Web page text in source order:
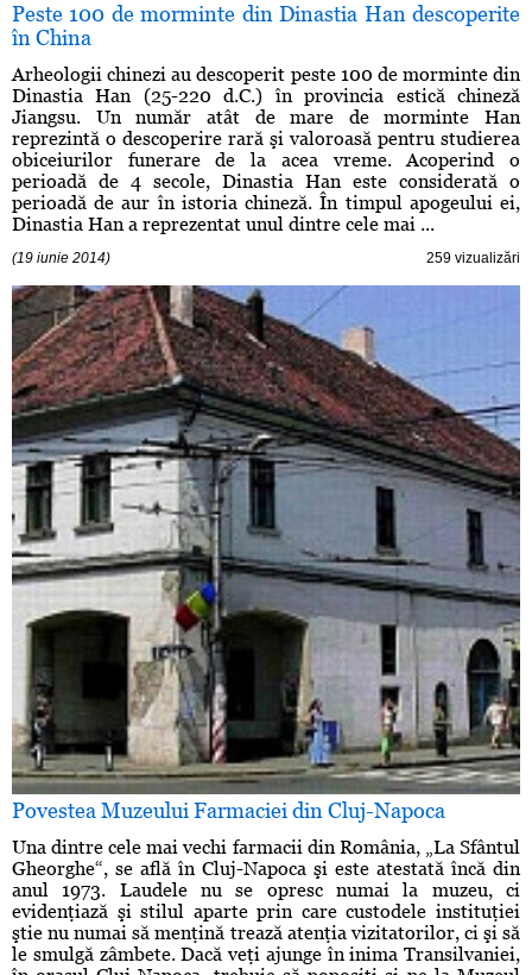
Peste 100 de morminte din Dinastia Han descoperite
în China
Arheologii chinezi au descoperit peste 100 de morminte din
Dinastia Han (25-220 d.C.) în provincia estică chineză
Jiangsu. Un număr atât de mare de morminte Han
reprezintă o descoperire rară şi valoroasă pentru studierea
obiceiurilor funerare de la acea vreme. Acoperind o
perioadă de 4 secole, Dinastia Han este considerată o
perioadă de aur în istoria chineză. În timpul apogeului ei,
Dinastia Han a reprezentat unul dintre cele mai ...
(19 iunie 2014) 259 vizualizări
Povestea Muzeului Farmaciei din Cluj-Napoca
Una dintre cele mai vechi farmacii din România, „La Sfântul
Gheorghe“, se află în Cluj-Napoca şi este atestată încă din
anul 1973. Laudele nu se opresc numai la muzeu, ci
evidenţiază şi stilul aparte prin care custodele instituţiei
ştie nu numai să menţină trează atenţia vizitatorilor, ci şi să
le smulgă zâmbete. Dacă veţi ajunge în inima Transilvaniei,